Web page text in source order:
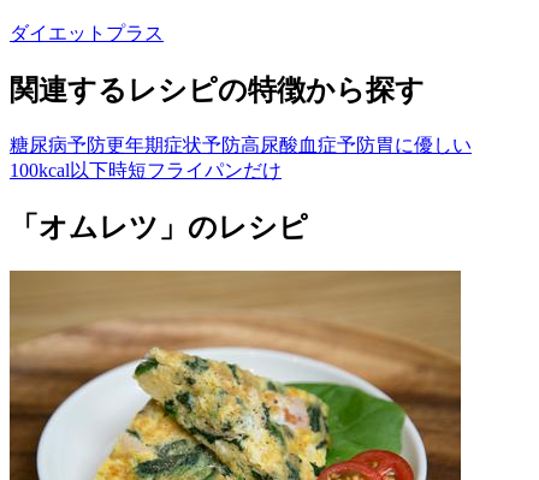
ダイエットプラス
関連するレシピの特徴から探す
糖尿病予防更年期症状予防高尿酸血症予防胃に優しい
100kcal以下時短フライパンだけ
「オムレツ」のレシピ